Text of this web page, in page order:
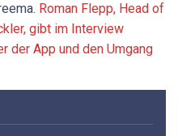
Roman Flepp, Head of
gibt im Interview
der App und den Umgang